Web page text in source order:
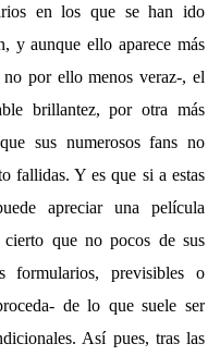
en los que se han ido
y aunque ello aparece más
por ello menos veraz-, el
brillantez, por otra más
sus numerosos fans no
fallidas. Y es que si a estas
apreciar una película
que no pocos de sus
formularios, previsibles o
de lo que suele ser
Así pues, tras las